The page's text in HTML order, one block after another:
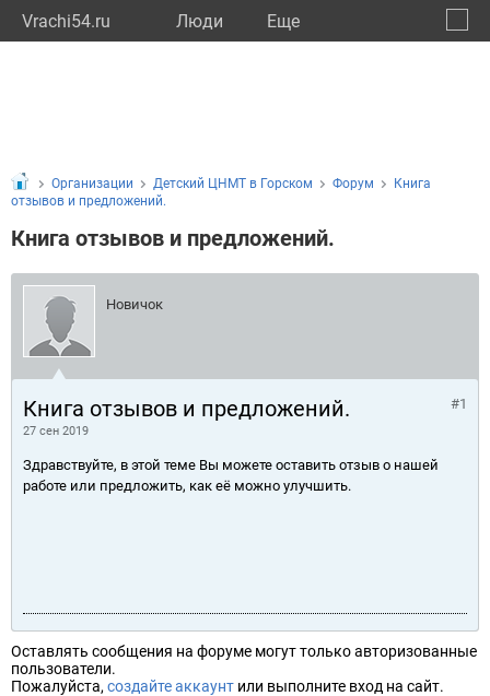
Vrachi54.ru Люди Eще
Организации Детский ЦНМТ в Горском Форум
Книга
отзывов и предложений.
Книга отзывов и предложений.
Новичок
Книга отзывов и предложений.
27 сен 2019
#1
Здравствуйте, в этой теме Вы можете оставить отзыв о нашей
работе или предложить, как её можно улучшить.
Оставлять сообщения на форуме могут только авторизованные
пользователи.
Пожалуйста, создайте аккаунт или выполните вход на сайт.